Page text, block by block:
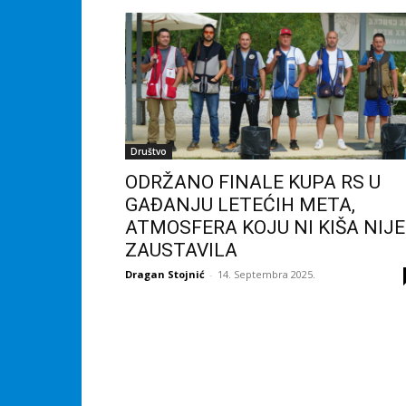
Društvo
ODRŽANO FINALE KUPA RS U
GAĐANJU LETEĆIH META,
ATMOSFERA KOJU NI KIŠA NIJE
ZAUSTAVILA
Dragan Stojnić - 14. Septembra 2025.